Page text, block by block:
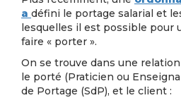
a défini le portage salarial et
lesquelles il est possible pour
faire « porter ».
On se trouve dans une
le porté (Praticien ou
de Portage (SdP), et le client :